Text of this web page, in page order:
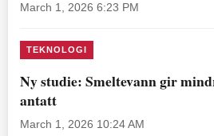
March 1, 2026 6:23 PM
TEKNOLOGI
Ny studie: Smeltevann gir
antatt
March 1, 2026 10:24 AM